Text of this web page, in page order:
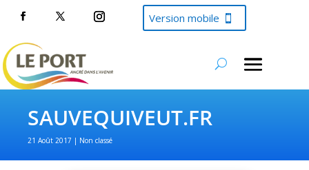
Version mobile
SAUVEQUIVEUT.FR
21 Août 2017 Non classé